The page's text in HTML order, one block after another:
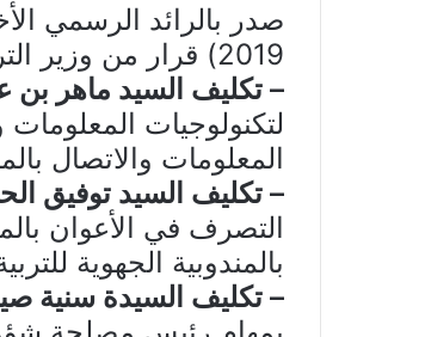
2019) قرار من وزير التربية مؤرّخ في 3 سبتمبر 2019 تمّ بمقتضاه:
– تكليف السيد ماهر بن
لتكنولوجيات المعلومات
المعلومات والاتصال
– تكليف السيد توفيق
التصرف في الأعوان
بالمندوبية الجهوية
– تكليف السيدة سنية